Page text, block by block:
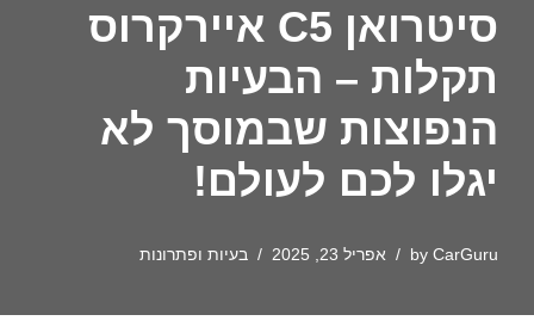
סיטרואן C5 איירקרוס
תקלות – הבעיות
הנפוצות שבמוסך לא
יגלו לכם לעולם!
by CarGuru אפריל 23, 2025 בעיות ופתרונות